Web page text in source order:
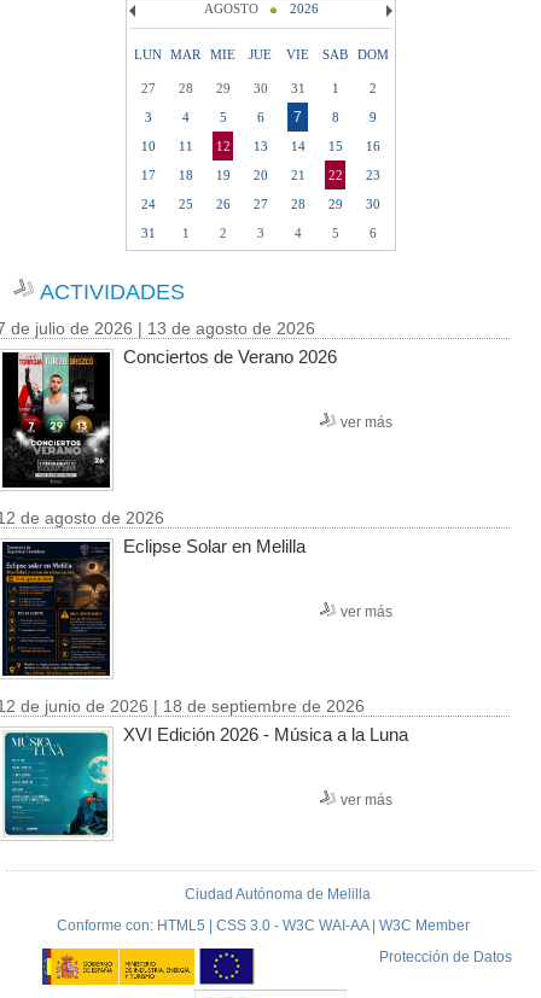
AGOSTO 2026
LUN MAR MIE JUE VIE SAB DOM
27 28 29 30 31 1
2
3
4 5 6 7 8
9
10
11 12 13 14 15
16
17
18 19 20 21 22
23
24
25 26 27 28 29
30
31
1 2 3 4 5 6
ACTIVIDADES
de julio de 2026 | 13 de agosto de 2026
Conciertos de Verano 2026
ver más
de agosto de 2026
Eclipse Solar en Melilla
ver más
de junio de 2026 | 18 de septiembre de 2026
XVI Edición 2026 - Música a la Luna
ver más
Ciudad Autónoma de Melilla
Conforme con: HTML5 | CSS 3.0 - W3C WAI-AA | W3C Member
Protección de Datos